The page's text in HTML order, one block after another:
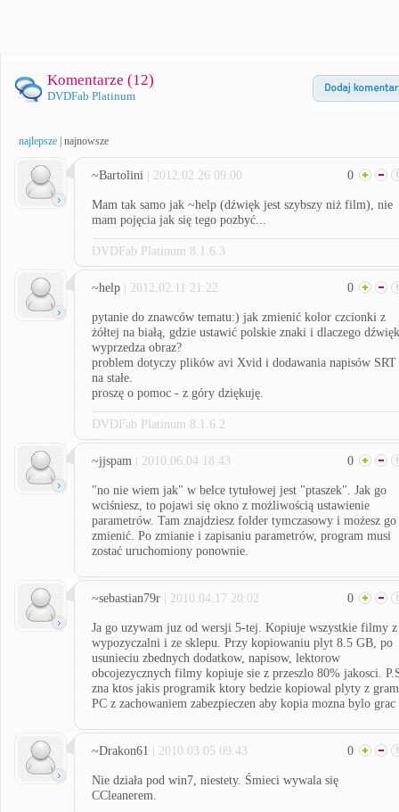
Komentarze (12)
DVDFab Platinum
najlepsze najnowsze
~Bartolini | 2012.02.26 09:00 0
Mam tak samo jak ~help (dźwięk jest szybszy niż film), nie
mam pojęcia jak się tego pozbyć...
DVDFab Platinum 8.1.6.3
~help | 2012.02.11 21:22 0
pytanie do znawców tematu:) jak zmienić kolor czcionki z
żółtej na białą, gdzie ustawić polskie znaki i dlaczego dźwięk
wyprzedza obraz?
problem dotyczy plików avi Xvid i dodawania napisów SRT
na stałe.
proszę o pomoc - z góry dziękuję.
DVDFab Platinum 8.1.6.2
~jjspam | 2010.06.04 18:43 0
"no nie wiem jak" w belce tytułowej jest "ptaszek". Jak go
wciśniesz, to pojawi się okno z możliwością ustawienie
parametrów. Tam znajdziesz folder tymczasowy i możesz go
zmienić. Po zmianie i zapisaniu parametrów, program musi
zostać uruchomiony ponownie.
~sebastian79r | 2010.04.17 20:02 0
Ja go uzywam juz od wersji 5-tej. Kopiuje wszystkie filmy z
wypozyczalni i ze sklepu. Przy kopiowaniu plyt 8.5 GB, po
usunieciu zbednych dodatkow, napisow, lektorow
obcojezycznych filmy kopiuje sie z przeszlo 80% jakosci.
zna ktos jakis programik ktory bedzie kopiowal plyty z
PC z zachowaniem zabezpieczen aby kopia mozna bylo grac
~Drakon61 | 2010.03.05 09:43 0
Nie działa pod win7, niestety. Śmieci wywala się
CCleanerem.